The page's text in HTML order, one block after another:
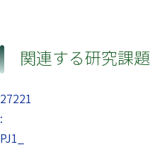
関連する研究課題
27221
:
PJ1_